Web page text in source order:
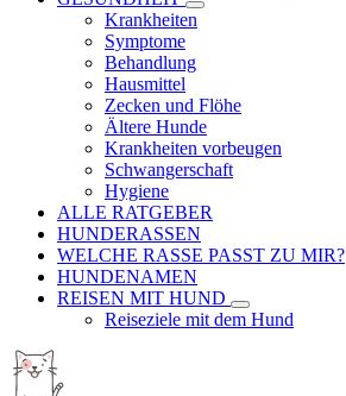
Krankheiten
Symptome
Behandlung
Hausmittel
Zecken und Flöhe
Ältere Hunde
Krankheiten vorbeugen
Schwangerschaft
Hygiene
ALLE RATGEBER
HUNDERASSEN
WELCHE RASSE PASST ZU MIR?
HUNDENAMEN
REISEN MIT HUND
Reiseziele mit dem Hund